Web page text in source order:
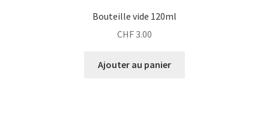
Bouteille vide 120ml
CHF3.00
Ajouter au panier